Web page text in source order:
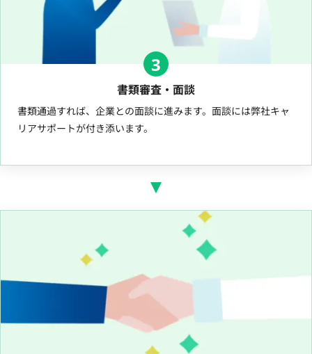
3
書類審査・面談
書類通過すれば、企業との面談に進みます。面談には弊社キャ
リアサポートが付き添います。